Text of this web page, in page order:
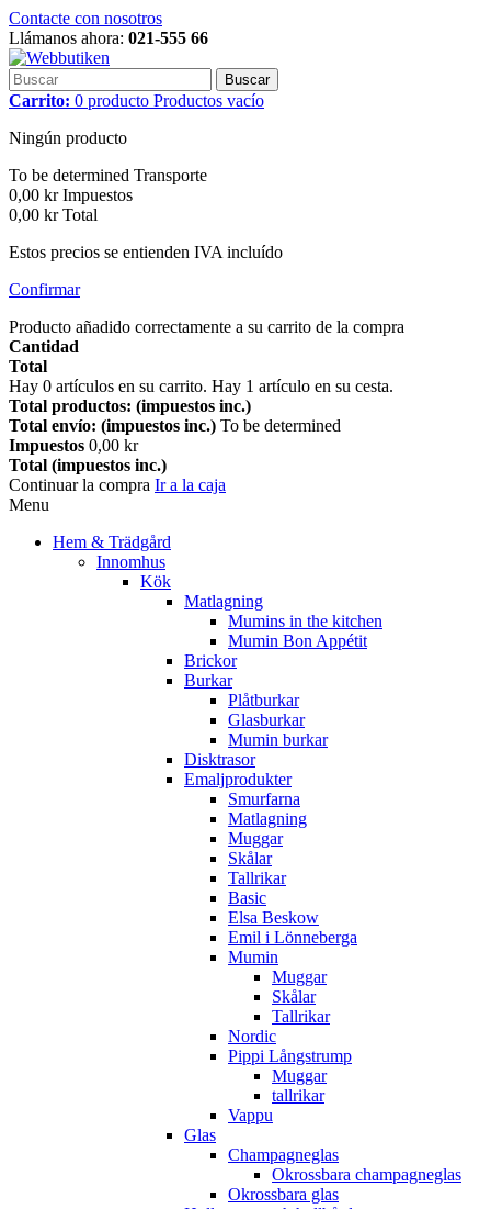
Contacte con nosotros
Llámanos ahora: 021-555 66
Buscar
Carrito: 0 producto Productos vacío
Ningún producto
To be determined Transporte
0,00 kr Impuestos
0,00 kr Total
Estos precios se entienden IVA incluído
Confirmar
Producto añadido correctamente a su carrito de la compra
Cantidad
Total
Hay 0 artículos en su carrito. Hay 1 artículo en su cesta.
Total productos: (impuestos inc.)
Total envío: (impuestos inc.) To be determined
Impuestos 0,00 kr
Total (impuestos inc.)
Continuar la compra Ir a la caja
Menu
Hem & Trädgård
Innomhus
Kök
Matlagning
Mumins in the kitchen
Mumin Bon Appétit
Brickor
Burkar
Plåtburkar
Glasburkar
Mumin burkar
Disktrasor
Emaljprodukter
Smurfarna
Matlagning
Muggar
Skålar
Tallrikar
Basic
Elsa Beskow
Emil i Lönneberga
Mumin
Muggar
Skålar
Tallrikar
Nordic
Pippi Långstrump
Muggar
tallrikar
Vappu
Glas
Champagneglas
Okrossbara champagneglas
Okrossbara glas